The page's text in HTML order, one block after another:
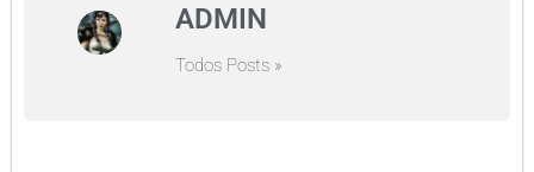
ADMIN
Todos Posts »